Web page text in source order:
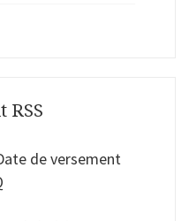
RSS
de versement